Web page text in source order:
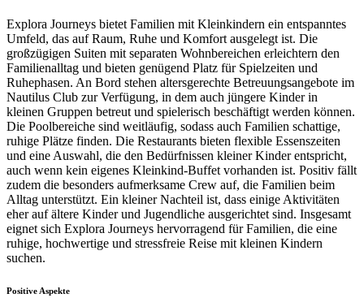
Explora Journeys bietet Familien mit Kleinkindern ein entspanntes
Umfeld, das auf Raum, Ruhe und Komfort ausgelegt ist. Die
großzügigen Suiten mit separaten Wohnbereichen erleichtern den
Familienalltag und bieten genügend Platz für Spielzeiten und
Ruhephasen. An Bord stehen altersgerechte Betreuungsangebote im
Nautilus Club zur Verfügung, in dem auch jüngere Kinder in
kleinen Gruppen betreut und spielerisch beschäftigt werden können.
Die Poolbereiche sind weitläufig, sodass auch Familien schattige,
ruhige Plätze finden. Die Restaurants bieten flexible Essenszeiten
und eine Auswahl, die den Bedürfnissen kleiner Kinder entspricht,
auch wenn kein eigenes Kleinkind-Buffet vorhanden ist. Positiv fällt
zudem die besonders aufmerksame Crew auf, die Familien beim
Alltag unterstützt. Ein kleiner Nachteil ist, dass einige Aktivitäten
eher auf ältere Kinder und Jugendliche ausgerichtet sind. Insgesamt
eignet sich Explora Journeys hervorragend für Familien, die eine
ruhige, hochwertige und stressfreie Reise mit kleinen Kindern
suchen.
Positive Aspekte